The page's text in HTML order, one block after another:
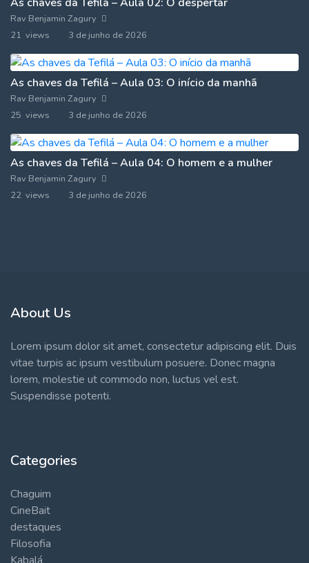
Rav Benjamin Zagury
21 views
3 de junho de 2026
As chaves da Tefilá – Aula 03: O início da manhã
Rav Benjamin Zagury
25 views
3 de junho de 2026
As chaves da Tefilá – Aula 04: O homem e a mulher
Rav Benjamin Zagury
22 views
3 de junho de 2026
About Us
Lorem ipsum dolor sit amet, consectetur adipiscing elit. Duis
vitae turpis ac ipsum vestibulum posuere. Donec magna
lorem, molestie ut commodo non, luctus vel est.
Suspendisse potenti.
Categories
Chaguim
CineBait
destaques
Filosofia